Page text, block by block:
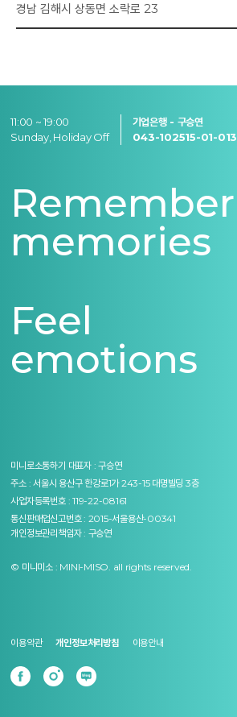
경남 김해시 상동면 소락로 23
11:00 ~ 19:00
Sunday, Holiday Off
기업은행 - 구승연
043-102515-01-013
Remember
memories
Feel
emotions
미니로소통하기 대표자 : 구승연
주소 : 서울시 용산구 한강로1가 243-15 대명빌딩 3층
사업자등록번호 : 119-22-08161
통신판매업신고번호 : 2015-서울용산-00341
개인정보관리책임자 : 구승연
© 미니미소 : MINI-MISO. all rights reserved.
이용약관 개인정보처리방침 이용안내